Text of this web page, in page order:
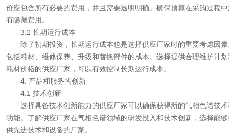
价应包含所有必要的费用，并且需要透明明确。确保预算在采购过程
有隐藏费用。
3.2 长期运行成本
除了初期投资，长期运行成本也是选择供应厂家时的重要考虑因素
包括耗材、维修保养、升级和替换部件的成本。选择提供合理维护计
耗材价格的供应厂家，可以有效控制长期运行成本。
4. 产品和服务的创新
4.1 技术创新
选择具备技术创新能力的供应厂家可以确保获得新的气相色谱技术
功能。了解供应厂家在气相色谱领域的研发投入和技术创新，选择能
供先进技术和设备的厂家。